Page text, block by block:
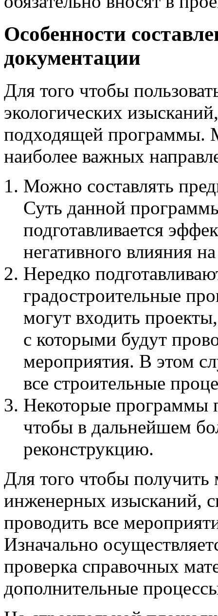
Особенности
документации
Для того чтобы
экологических
подходящей программы.
наиболее важных
Можно составлять
Суть данной
подготавливается
негативного влияния
Нередко
градостроительные
могут входить
с которыми будут
мероприятия. В этом
все строительные
Некоторые программы
чтобы в дальнейшем
реконструкцию.
Для того чтобы
инженерных изысканий,
проводить все
Изначально
проверка справочных
дополнительные